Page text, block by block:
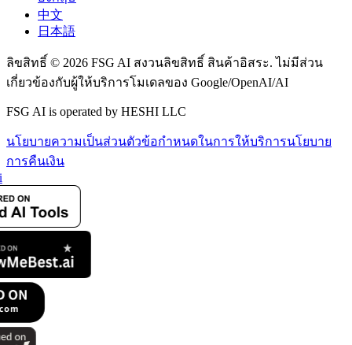
中文
日本語
ลิขสิทธิ์ © 2026 FSG AI สงวนลิขสิทธิ์ สินค้าอิสระ. ไม่มีส่วน
เกี่ยวข้องกับผู้ให้บริการโมเดลของ Google/OpenAI/AI
FSG AI is operated by HESHI LLC
นโยบายความเป็นส่วนตัวข้อกำหนดในการให้บริการนโยบาย
การคืนเงิน